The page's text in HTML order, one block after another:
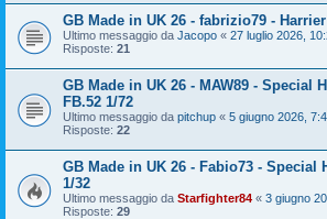
GB Made in UK 26 - fabrizio79 -
Ultimo messaggio da Jacopo « 27 luglio 2026,
Risposte: 21
GB Made in UK 26 - MAW89 - Special
FB.52 1/72
Ultimo messaggio da pitchup « 5 giugno 2026,
Risposte: 22
GB Made in UK 26 - Fabio73 - Special
1/32
Ultimo messaggio da Starfighter84 « 3 giugno
Risposte: 29